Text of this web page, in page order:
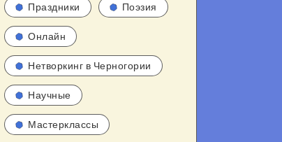
Праздники Поэзия
Онлайн
Нетворкинг в Черногории
Научные
Мастерклассы